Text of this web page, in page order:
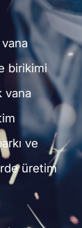
vana
birikimi
vana
ve
üretim